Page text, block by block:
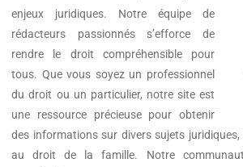
enjeux juridiques. Notre équipe de
rédacteurs passionnés s’efforce de
rendre le droit compréhensible pour
tous. Que vous soyez un professionnel
du droit ou un particulier, notre site est
une ressource précieuse pour obtenir
des informations sur divers sujets
au droit de la famille. Notre